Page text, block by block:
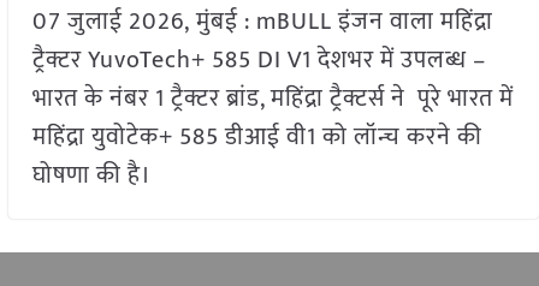
07 जुलाई 2026, मुंबई : mBULL इंजन वाला महिंद्रा
ट्रैक्टर YuvoTech+ 585 DI V1 देशभर में उपलब्ध –
भारत के नंबर 1 ट्रैक्टर ब्रांड, महिंद्रा ट्रैक्टर्स ने पूरे भारत में
महिंद्रा युवोटेक+ 585 डीआई वी1 को लॉन्च करने की
घोषणा की है।